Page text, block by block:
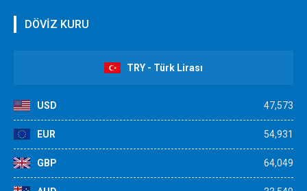
DÖVİZ KURU
TRY - Türk Lirası
USD 47,573
EUR 54,931
GBP 64,049